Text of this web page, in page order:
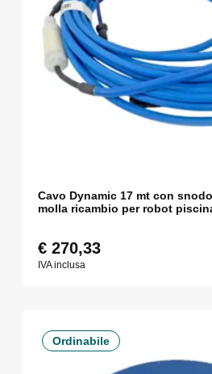
Cavo Dynamic 17 mt con
molla ricambio per robot
€270,33
IVA inclusa
Ordinabile